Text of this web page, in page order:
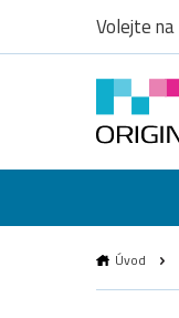
Volejte na
Úvod